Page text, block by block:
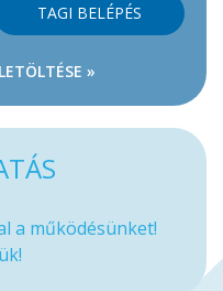
TAGI BELÉPÉS
»
a működésünket!